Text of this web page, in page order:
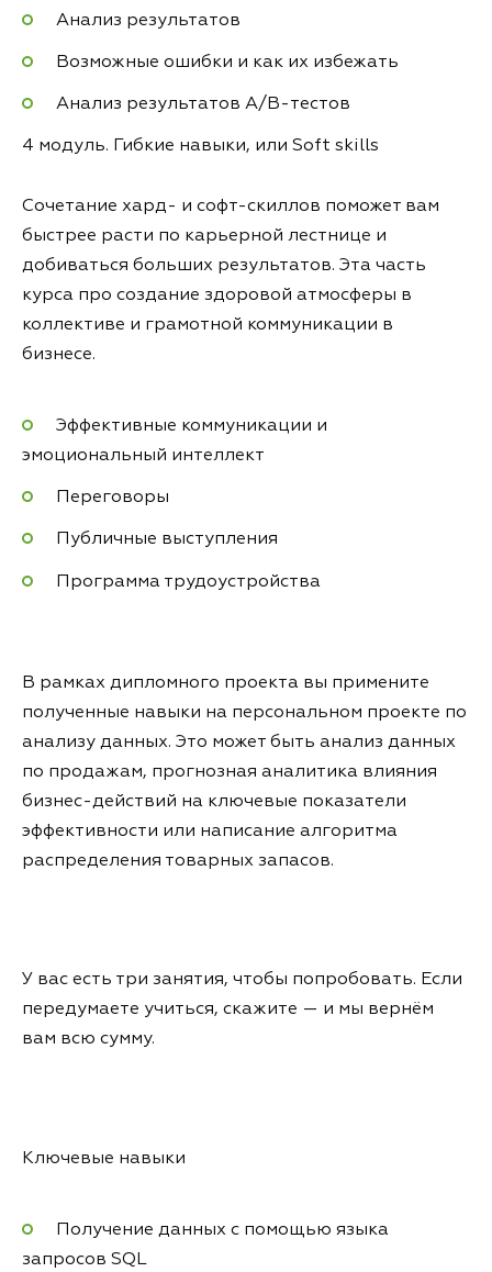
Анализ результатов
Возможные ошибки и как их избежать
Анализ результатов А/B-тестов
4 модуль. Гибкие навыки, или Soft skills
Сочетание хард- и софт-скиллов поможет вам
быстрее расти по карьерной лестнице и
добиваться больших результатов. Эта часть
курса про создание здоровой атмосферы в
коллективе и грамотной коммуникации в
бизнесе.
Эффективные коммуникации и
эмоциональный интеллект
Переговоры
Публичные выступления
Программа трудоустройства
В рамках дипломного проекта вы примените
полученные навыки на персональном проекте по
анализу данных. Это может быть анализ данных
по продажам, прогнозная аналитика влияния
бизнес-действий на ключевые показатели
эффективности или написание алгоритма
распределения товарных запасов.
У вас есть три занятия, чтобы попробовать. Если
передумаете учиться, скажите — и мы вернём
вам всю сумму.
Ключевые навыки
Получение данных с помощью языка
запросов SQL